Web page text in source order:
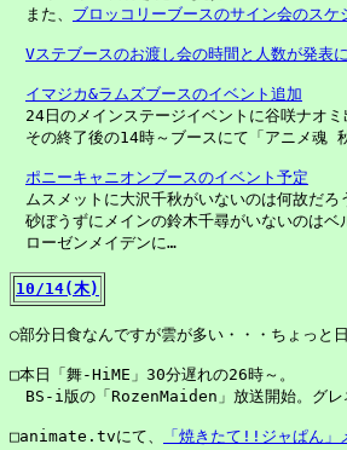
また、 ブロッコリーブースのサイン会のスケ
Vステブースのお渡し会の時間と人数が発表
イマジカ&ラムズブースのイベント追加
24日のメインステージイベントに谷咲ナオミ
その終了後の14時～ブースにて「アニメ魂
ポニーキャニオンブースのイベント予定
ムスメットに大沢千秋がいないのは何故だろ
砂ぼうずにメインの鈴木千尋がいないのはベ
ローゼンメイデンに…
10/14(木)
○部分日食なんですが雲が多い・・・ちょっと
□本日「舞-HiME」30分遅れの26時～。
BS-i版の「RozenMaiden」放送開始。グレネ
□animate.tvにて、 「焼きたて!!ジャぱん」